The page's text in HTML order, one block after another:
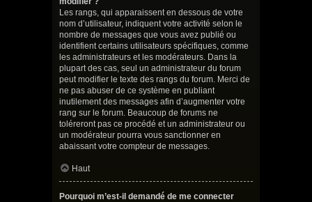
Les rangs, qui apparaissent en dessous de votre
nom d’utilisateur, indiquent votre activité selon le
nombre de messages que vous avez publié ou
identifient certains utilisateurs spécifiques, comme
les administrateurs et les modérateurs. Dans la
plupart des cas, seul un administrateur du forum
peut modifier le texte des rangs du forum. Merci de
ne pas abuser de ce système en publiant
inutilement des messages afin d’augmenter votre
rang sur le forum. Beaucoup de forums ne
toléreront pas ce procédé et un administrateur ou
un modérateur pourra vous sanctionner en
abaissant votre compteur de messages.
Haut
Pourquoi m’est-il demandé de me connecter